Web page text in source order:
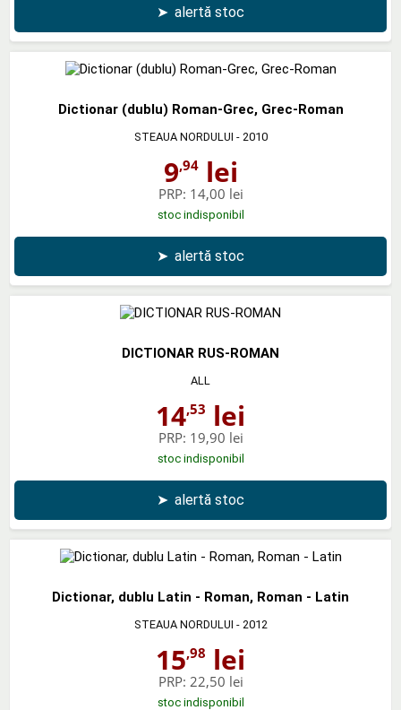
➤ alertă stoc
Dictionar (dublu) Roman-Grec, Grec-Roman
STEAUA NORDULUI - 2010
9,94lei
PRP: 14,00 lei
stoc indisponibil
➤ alertă stoc
DICTIONAR RUS-ROMAN
ALL
14,53 lei
PRP: 19,90 lei
stoc indisponibil
➤ alertă stoc
Dictionar, dublu Latin - Roman, Roman - Latin
STEAUA NORDULUI - 2012
15,98 lei
PRP: 22,50 lei
stoc indisponibil